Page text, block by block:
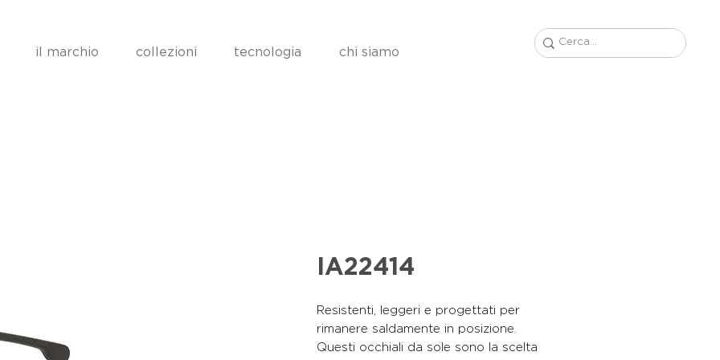
il marchio collezioni tecnologia chi siamo
IA22414
Resistenti, leggeri e progettati per
rimanere saldamente in posizione.
Questi occhiali da sole sono la scelta